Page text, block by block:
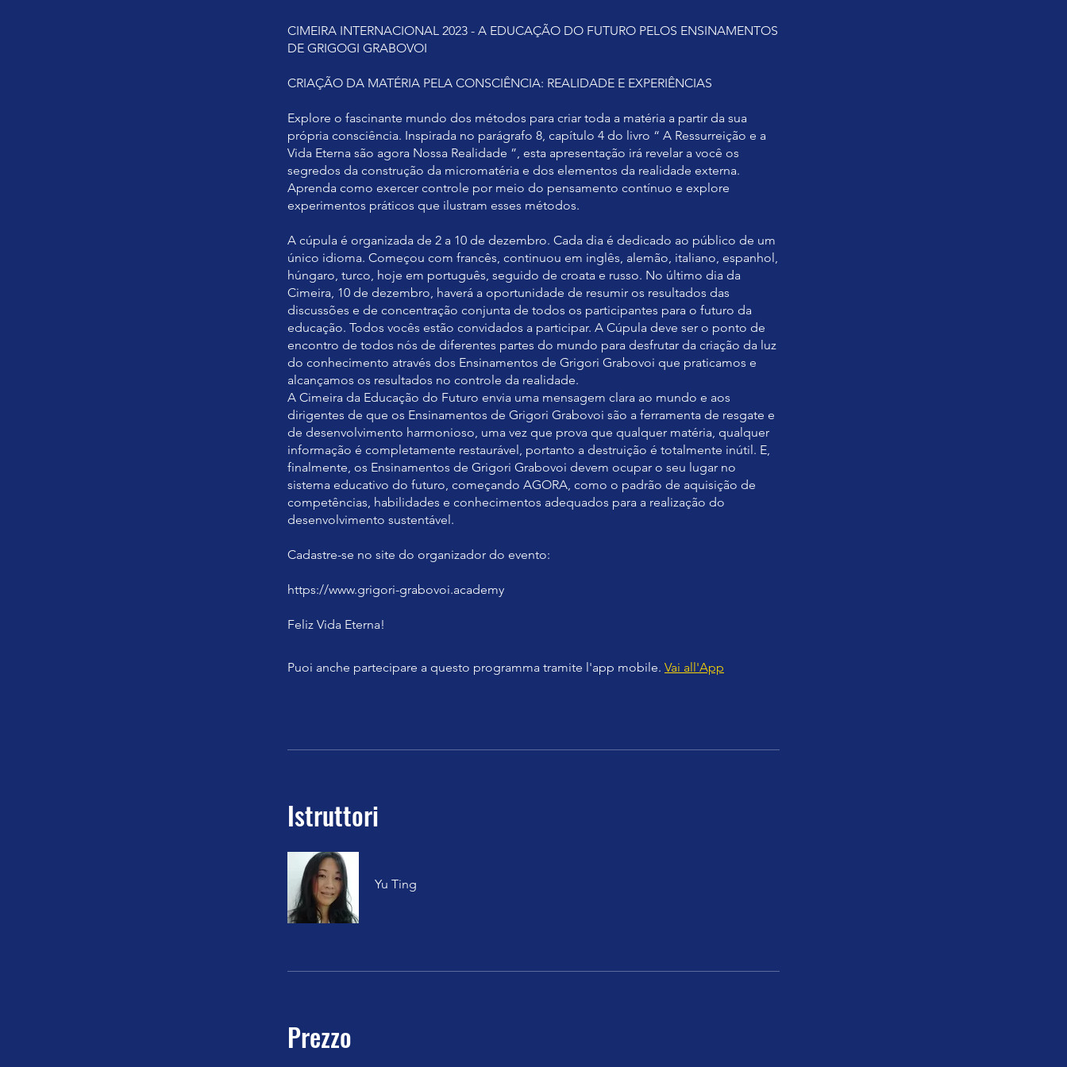
CIMEIRA INTERNACIONAL 2023 - A EDUCAÇÃO DO FUTURO PELOS ENSINAMENTOS
DE GRIGOGI GRABOVOI
CRIAÇÃO DA MATÉRIA PELA CONSCIÊNCIA: REALIDADE E EXPERIÊNCIAS
Explore o fascinante mundo dos métodos para criar toda a matéria a partir da sua
própria consciência. Inspirada no parágrafo 8, capítulo 4 do livro “ A Ressurreição e a
Vida Eterna são agora Nossa Realidade ”, esta apresentação irá revelar a você os
segredos da construção da micromatéria e dos elementos da realidade externa.
Aprenda como exercer controle por meio do pensamento contínuo e explore
experimentos práticos que ilustram esses métodos.
A cúpula é organizada de 2 a 10 de dezembro. Cada dia é dedicado ao público de um
único idioma. Começou com francês, continuou em inglês, alemão, italiano, espanhol,
húngaro, turco, hoje em português, seguido de croata e russo. No último dia da
Cimeira, 10 de dezembro, haverá a oportunidade de resumir os resultados das
discussões e de concentração conjunta de todos os participantes para o futuro da
educação. Todos vocês estão convidados a participar. A Cúpula deve ser o ponto de
encontro de todos nós de diferentes partes do mundo para desfrutar da criação da luz
do conhecimento através dos Ensinamentos de Grigori Grabovoi que praticamos e
alcançamos os resultados no controle da realidade.
A Cimeira da Educação do Futuro envia uma mensagem clara ao mundo e aos
dirigentes de que os Ensinamentos de Grigori Grabovoi são a ferramenta de resgate e
de desenvolvimento harmonioso, uma vez que prova que qualquer matéria, qualquer
informação é completamente restaurável, portanto a destruição é totalmente inútil. E,
finalmente, os Ensinamentos de Grigori Grabovoi devem ocupar o seu lugar no
sistema educativo do futuro, começando AGORA, como o padrão de aquisição de
competências, habilidades e conhecimentos adequados para a realização do
desenvolvimento sustentável.
Cadastre-se no site do organizador do evento:
https://www.grigori-grabovoi.academy
Feliz Vida Eterna!
Puoi anche partecipare a questo programma tramite l'app mobile. Vai all'App
Istruttori
Yu Ting
Prezzo